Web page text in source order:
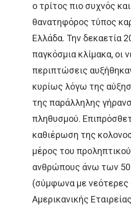
ο τρίτος πιο συχνός
θανατηφόρος τύπος
Ελλάδα. Την δεκαετία
παγκόσμια κλίμακα, οι
περιπτώσεις
κυρίως λόγω της
της παράλληλης
πληθυσμού.
καθιέρωση της
μέρος του
ανθρώπους άνω των
(σύμφωνα με νεότερες
Αμερικανικής